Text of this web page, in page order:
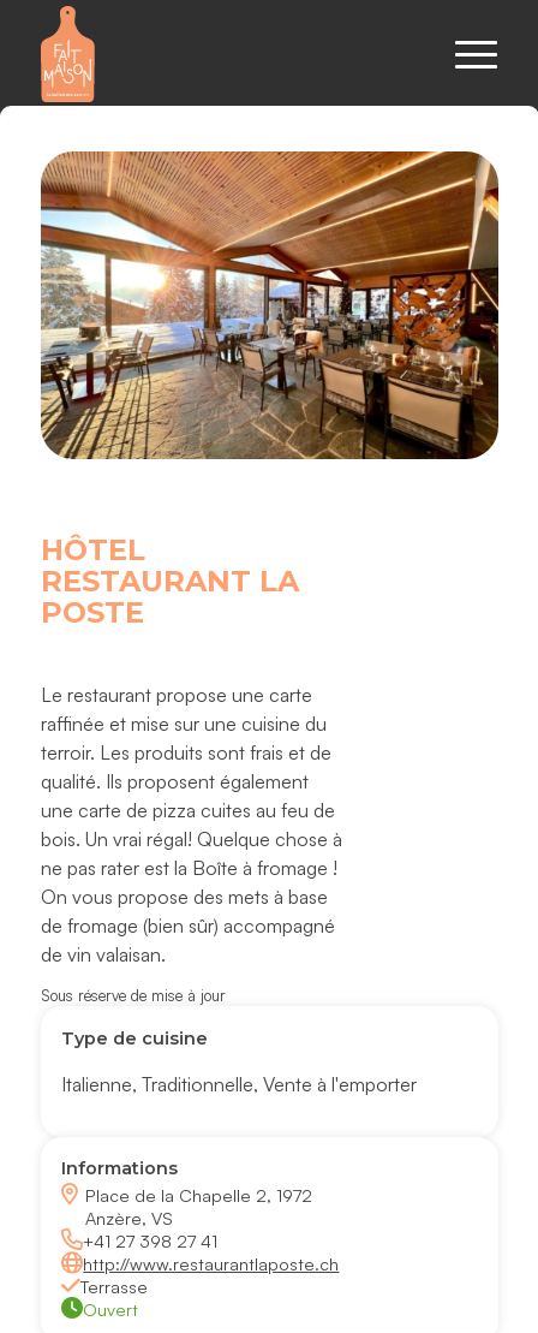
HÔTEL
RESTAURANT LA
POSTE
Le restaurant propose une carte
raffinée et mise sur une cuisine du
terroir. Les produits sont frais et de
qualité. Ils proposent également
une carte de pizza cuites au feu de
bois. Un vrai régal! Quelque chose à
ne pas rater est la Boîte à fromage !
On vous propose des mets à base
de fromage (bien sûr) accompagné
de vin valaisan.
Sous réserve de mise à jour
Type de cuisine
Italienne,Traditionnelle,Vente à l'emporter
Informations
Place de la Chapelle 2, 1972
Anzère, VS
+41 27 398 27 41
http://www.restaurantlaposte.ch
Terrasse
Ouvert